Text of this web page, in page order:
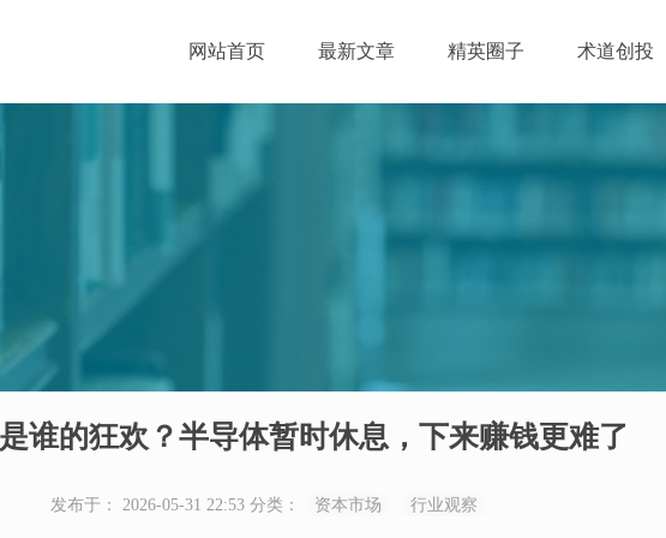
网站首页 最新文章 精英圈子 术道创投
谁的狂欢？半导体暂时休息，下来赚钱更难了
发布于： 2026-05-31 22:53 分类： 资本市场 行业观察